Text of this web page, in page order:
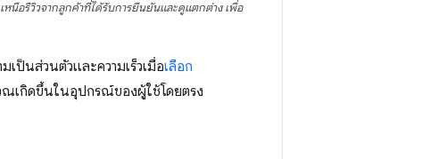
หนือรีวิวจากลูกค้าที่ได้รับการยืนยันและดูแตกต่าง เพื่อ
ป็นส่วนตัวและความเร็วเมื่อเลือก
ณเกิดขึ้นในอุปกรณ์ของผู้ใช้โดยตรง